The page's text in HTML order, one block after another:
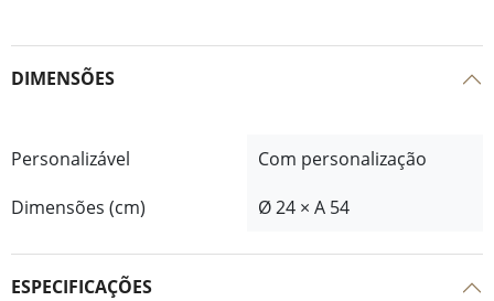
DIMENSÕES
Personalizável
Com personalização
Dimensões (cm)
Ø 24 × A 54
ESPECIFICAÇÕES